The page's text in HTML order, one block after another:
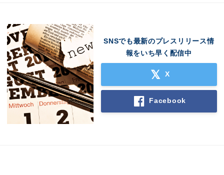
SNSでも最新のプレスリリース情
報をいち早く配信中
X
Facebook